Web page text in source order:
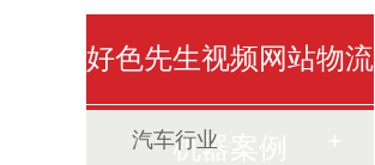
好色先生视频网站物流
机器案例
汽车行业